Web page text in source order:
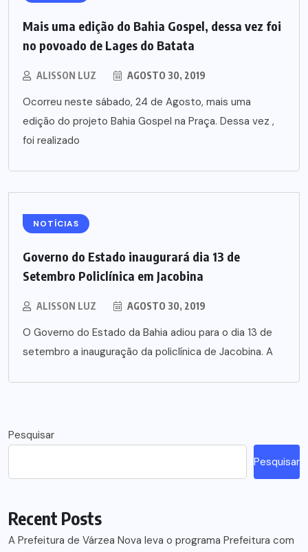
Mais uma edição do Bahia Gospel, dessa vez foi
no povoado de Lages do Batata
ALISSON LUZ AGOSTO 30, 2019
Ocorreu neste sábado, 24 de Agosto, mais uma
edição do projeto Bahia Gospel na Praça. Dessa vez ,
foi realizado
NOTÍCIAS
Governo do Estado inaugurará dia 13 de
Setembro Policlínica em Jacobina
ALISSON LUZ AGOSTO 30, 2019
O Governo do Estado da Bahia adiou para o dia 13 de
setembro a inauguração da policlínica de Jacobina. A
Pesquisar
Pesquisar
Recent Posts
A Prefeitura de Várzea Nova leva o programa Prefeitura com